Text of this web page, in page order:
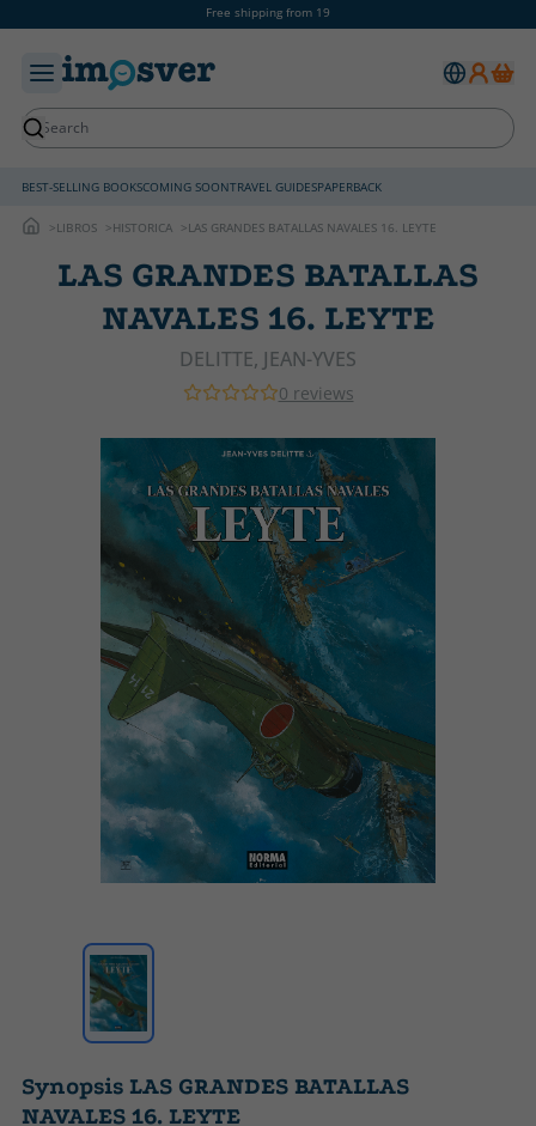
Free shipping from 19
BEST-SELLING BOOKSCOMING SOONTRAVEL GUIDESPAPERBACK
LIBROS HISTORICA LAS GRANDES BATALLAS NAVALES 16. LEYTE
LAS GRANDES BATALLAS
NAVALES 16. LEYTE
DELITTE, JEAN-YVES
0 reviews
Synopsis LAS GRANDES BATALLAS
NAVALES 16. LEYTE